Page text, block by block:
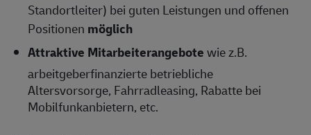
Standortleiter) bei guten Leistungen und offenen
Positionen möglich
Attraktive Mitarbeiterangebotewie z.B.
arbeitgeberfinanzierte betriebliche
Altersvorsorge, Fahrradleasing, Rabatte bei
Mobilfunkanbietern, etc.